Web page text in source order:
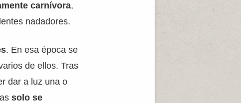
carnívora,
nadadores.
. En esa época se
de ellos. Tras
dar a luz una o
solo se